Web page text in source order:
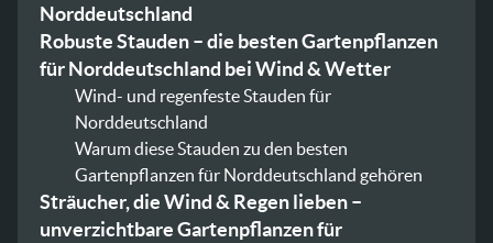
Norddeutschland
Robuste Stauden – die besten Gartenpflanzen
für Norddeutschland bei Wind & Wetter
Wind- und regenfeste Stauden für
Norddeutschland
Warum diese Stauden zu den besten
Gartenpflanzen für Norddeutschland gehören
Sträucher, die Wind & Regen lieben –
unverzichtbare Gartenpflanzen für